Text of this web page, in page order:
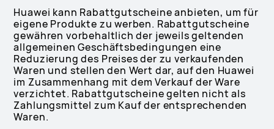
Huawei kann Rabattgutscheine anbieten, um für
eigene Produkte zu werben. Rabattgutscheine
gewähren vorbehaltlich der jeweils geltenden
allgemeinen Geschäftsbedingungen eine
Reduzierung des Preises der zu verkaufenden
Waren und stellen den Wert dar, auf den Huawei
im Zusammenhang mit dem Verkauf der Ware
verzichtet. Rabattgutscheine gelten nicht als
Zahlungsmittel zum Kauf der entsprechenden
Waren.